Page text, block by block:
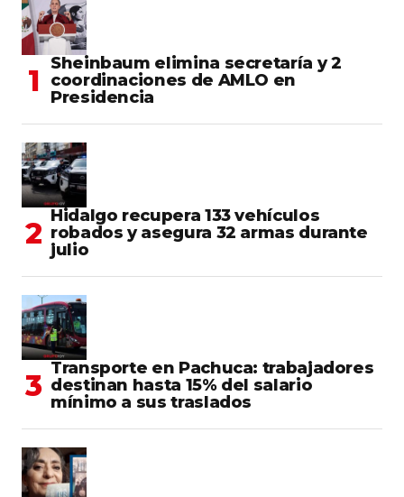
Sheinbaum elimina secretaría y 2
coordinaciones de AMLO en
Presidencia
Hidalgo recupera 133 vehículos
robados y asegura 32 armas durante
julio
Transporte en Pachuca: trabajadores
destinan hasta 15% del salario
mínimo a sus traslados